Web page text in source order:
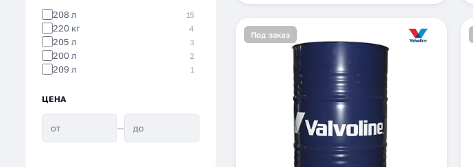
208 л 15
220 кг 4
205 л 3
200 л 2
209 л 1
ЦЕНА
—
Под заказ